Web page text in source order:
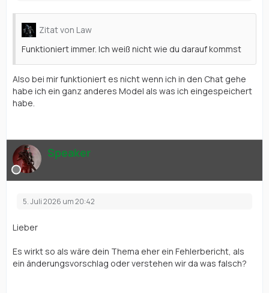
Zitat von Law
Funktioniert immer. Ich weiß nicht wie du darauf kommst
Also bei mir funktioniert es nicht wenn ich in den Chat gehe
habe ich ein ganz anderes Model als was ich eingespeichert
habe.
Speaker
5. Juli 2026 um 20:42
Lieber
Es wirkt so als wäre dein Thema eher ein Fehlerbericht, als
ein änderungsvorschlag oder verstehen wir da was falsch?